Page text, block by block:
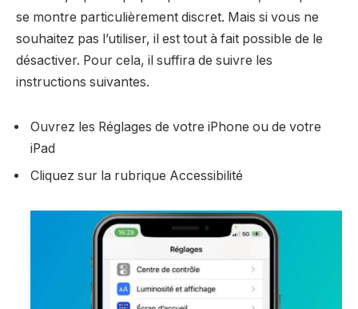
se montre particulièrement discret. Mais si vous ne
souhaitez pas l’utiliser, il est tout à fait possible de le
désactiver. Pour cela, il suffira de suivre les
instructions suivantes.
Ouvrez les Réglages de votre iPhone ou de votre
iPad
Cliquez sur la rubrique Accessibilité